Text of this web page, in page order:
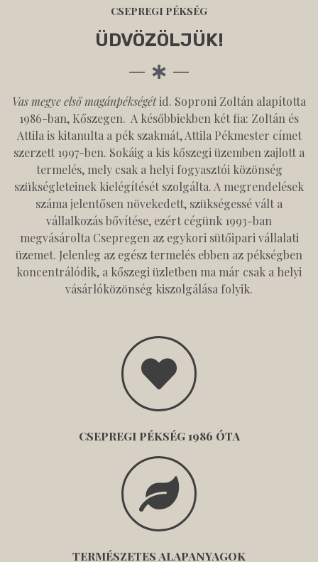
CSEPREGI PÉKSÉG
ÜDVÖZÖLJÜK!
Vas megye első magánpékségétid. Soproni Zoltán alapította
1986-ban, Kőszegen. A későbbiekben két fia: Zoltán és
Attila is kitanulta a pék szakmát, Attila Pékmester címet
szerzett 1997-ben. Sokáig a kis kőszegi üzemben zajlott a
termelés, mely csak a helyi fogyasztói közönség
szükségleteinek kielégítését szolgálta. A megrendelések
száma jelentősen növekedett, szükségessé vált a
vállalkozás bővítése, ezért cégünk 1993-ban
megvásárolta Csepregen az egykori sütőipari vállalati
üzemet. Jelenleg az egész termelés ebben az pékségben
koncentrálódik, a kőszegi üzletben ma már csak a helyi
vásárlóközönség kiszolgálása folyik.
CSEPREGI PÉKSÉG 1986 ÓTA
TERMÉSZETES ALAPANYAGOK